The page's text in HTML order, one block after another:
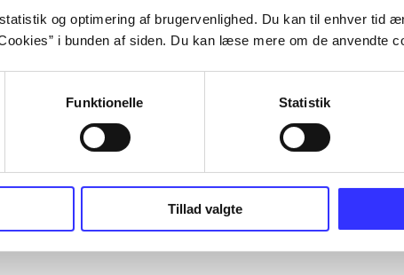
og optimering af brugervenlighed. Du kan til enhver tid
i bunden af siden. Du kan læse mere om de anvendte
Funktionelle Statistik
Tillad valgte